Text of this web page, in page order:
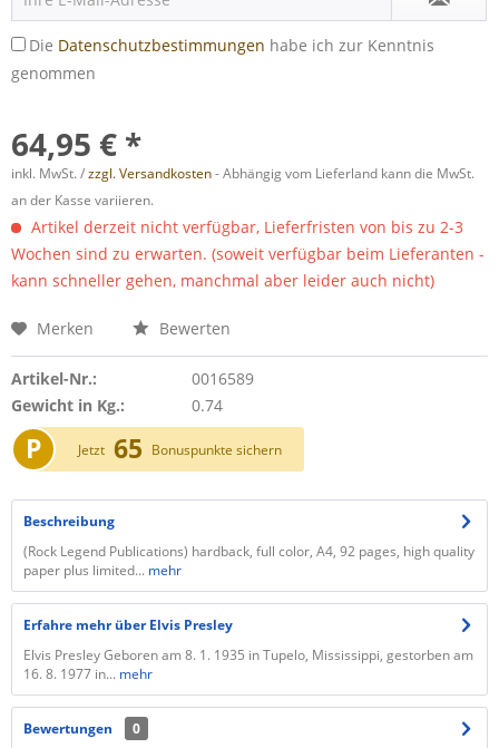
Die Datenschutzbestimmungen habe ich zur Kenntnis
genommen
64,95 € *
inkl. MwSt. /zzgl. Versandkosten- Abhängig vom Lieferland kann die MwSt.
an der Kasse variieren.
Artikel derzeit nicht verfügbar, Lieferfristen von bis zu 2-3
Wochen sind zu erwarten. (soweit verfügbar beim Lieferanten -
kann schneller gehen, manchmal aber leider auch nicht)
Merken Bewerten
Artikel-Nr.:
0016589
Gewicht in Kg.:
0.74
P Jetzt 65 Bonuspunkte sichern
Beschreibung
(Rock Legend Publications) hardback, full color, A4, 92 pages, high quality
paper plus limited... mehr
Erfahre mehr über Elvis Presley
Elvis Presley Geboren am 8. 1. 1935 in Tupelo, Mississippi, gestorben am
16. 8. 1977 in... mehr
Bewertungen
0